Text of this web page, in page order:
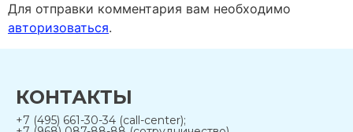
Для отправки комментария вам необходимо
авторизоваться.
КОНТАКТЫ
+7 (495) 661-30-34 (call-center);